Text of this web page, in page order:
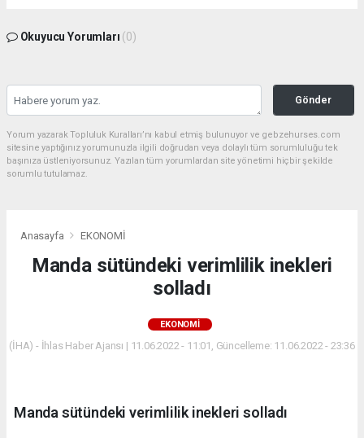
Okuyucu Yorumları (0)
Gönder
Yorum yazarak Topluluk Kuralları’nı kabul etmiş bulunuyor ve gebzehurses.com
sitesine yaptığınız yorumunuzla ilgili doğrudan veya dolaylı tüm sorumluluğu tek
başınıza üstleniyorsunuz. Yazılan tüm yorumlardan site yönetimi hiçbir şekilde
sorumlu tutulamaz.
Anasayfa EKONOMİ
Manda sütündeki verimlilik inekleri
solladı
EKONOMİ
(İHA) - İhlas Haber Ajansı | 11.06.2022 - 11:01, Güncelleme: 11.06.2022 - 23:36
Manda sütündeki verimlilik inekleri solladı